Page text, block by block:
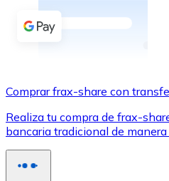
Transferencia SEPA
Utiliza tarjetas Visa y
Comprar con tarjeta
Comprar frax-share con
Realiza tu compra de frax-
bancaria tradicional de manera